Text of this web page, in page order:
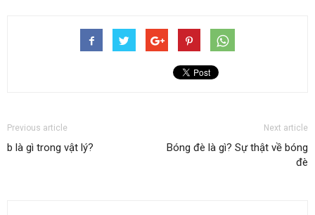
Previous article
b là gì trong vật lý?
Next article
Bóng đè là gì? Sự thật về bóng
đè